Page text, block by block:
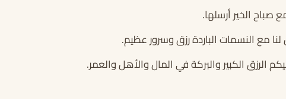
صباح الخير أرسلها.
مع النسمات الباردة رزق وسرور عظيم.
الرزق الكبير والبركة في المال والأهل والعمر.